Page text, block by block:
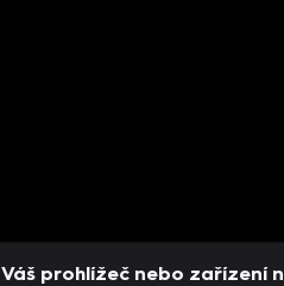
Váš prohlížeč nebo zařízení